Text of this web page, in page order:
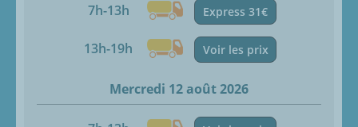
7h-13h Express 31€
13h-19h Voir les prix
Mercredi 12 août 2026